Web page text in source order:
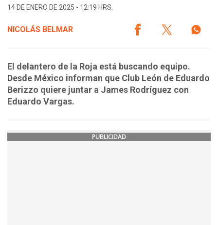
14 DE ENERO DE 2025 - 12:19 HRS.
NICOLÁS BELMAR
El delantero de la Roja está buscando equipo.
Desde México informan que Club León de Eduardo
Berizzo quiere juntar a James Rodríguez con
Eduardo Vargas.
PUBLICIDAD